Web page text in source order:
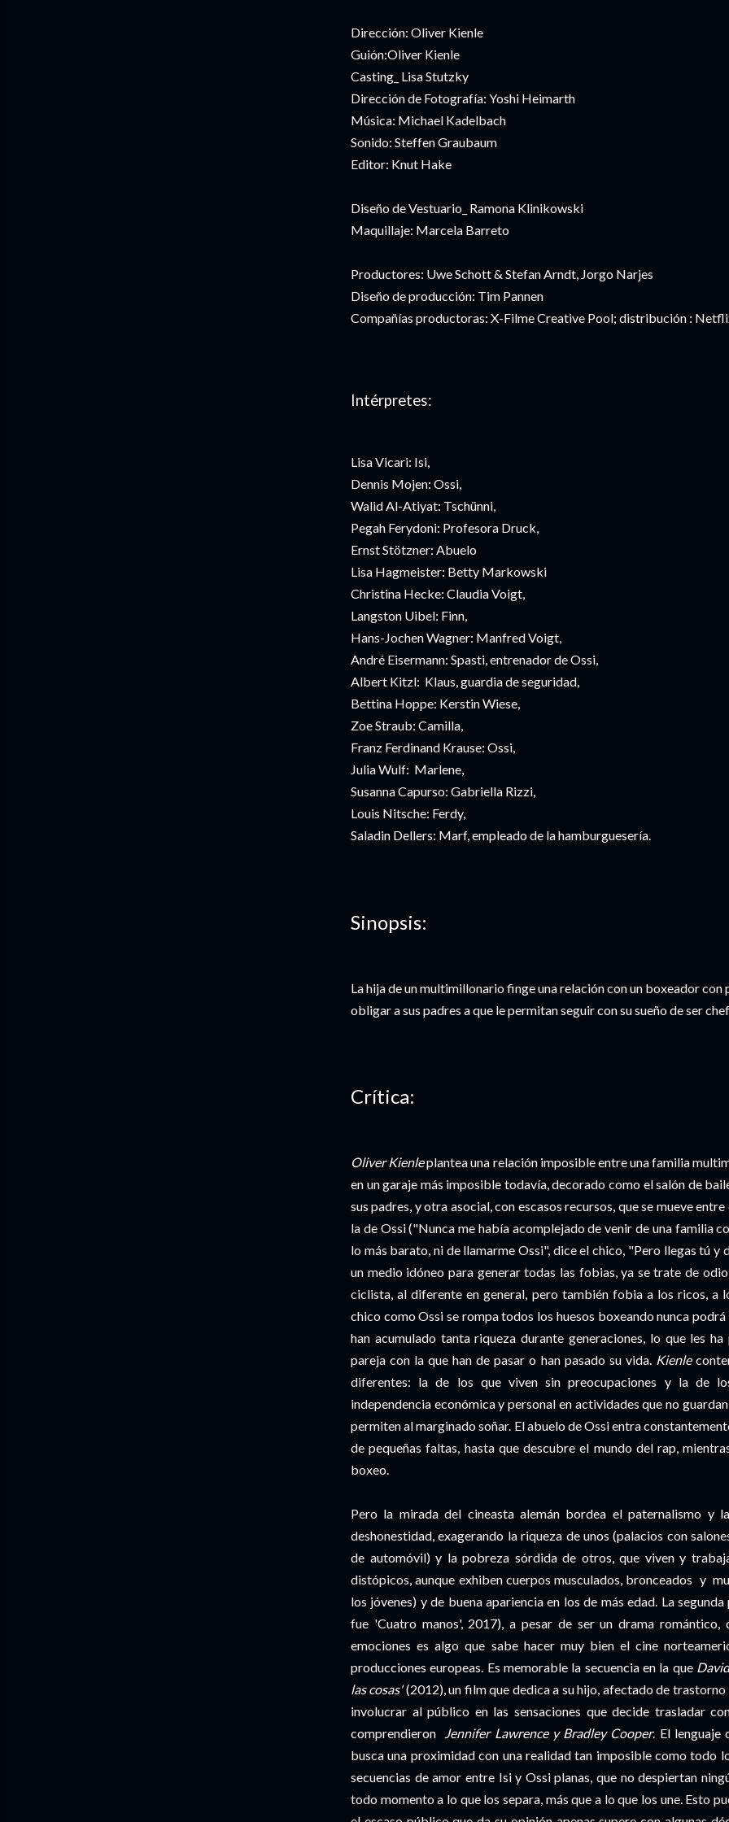
Dirección: Oliver Kienle
Guión:Oliver Kienle
Casting_ Lisa Stutzky
Dirección de Fotografía: Yoshi Heimarth
Música: Michael Kadelbach
Sonido: Steffen Graubaum
Editor: Knut Hake
Diseño de Vestuario_ Ramona Klinikowski
Maquillaje: Marcela Barreto
Productores: Uwe Schott & Stefan Arndt, Jorgo Narjes
Diseño de producción: Tim Pannen
Compañías productoras: X-Filme Creative Pool; distribución :
Intérpretes:
Lisa Vicari: Isi,
Dennis Mojen: Ossi,
Walid Al-Atiyat: Tschünni,
Pegah Ferydoni: Profesora Druck,
Ernst Stötzner: Abuelo
Lisa Hagmeister: Betty Markowski
Christina Hecke: Claudia Voigt,
Langston Uibel: Finn,
Hans-Jochen Wagner: Manfred Voigt,
André Eisermann: Spasti, entrenador de Ossi,
Albert Kitzl: Klaus, guardia de seguridad,
Bettina Hoppe: Kerstin Wiese,
Zoe Straub: Camilla,
Franz Ferdinand Krause: Ossi,
Julia Wulf: Marlene,
Susanna Capurso: Gabriella Rizzi,
Louis Nitsche: Ferdy,
Saladin Dellers: Marf, empleado de la hamburguesería.
Sinopsis:
La hija de un multimillonario finge una relación con un boxeador
obligar a sus padres a que le permitan seguir con su sueño de ser
Crítica:
Oliver Kienleplantea una relación imposible entre una familia
en un garaje más imposible todavía, decorado como el salón de
sus padres, y otra asocial, con escasos recursos, que se mueve
la de Ossi ("Nunca me había acomplejado de venir de una familia
lo más barato, ni de llamarme Ossi", dice el chico, "Pero llegas tú y
un medio idóneo para generar todas las fobias, ya se trate de
ciclista, al diferente en general, pero también fobia a los ricos, a
chico como Ossi se rompa todos los huesos boxeando nunca
han acumulado tanta riqueza durante generaciones, lo que les
pareja con la que han de pasar o han pasado su vida. Kienle
diferentes: la de los que viven sin preocupaciones y la de
independencia económica y personal en actividades que no
permiten al marginado soñar. El abuelo de Ossi entra
de pequeñas faltas, hasta que descubre el mundo del rap,
boxeo.
Pero la mirada del cineasta alemán bordea el paternalismo y
deshonestidad, exagerando la riqueza de unos (palacios con
de automóvil) y la pobreza sórdida de otros, que viven y
distópicos, aunque exhiben cuerpos musculados, bronceados y
los jóvenes) y de buena apariencia en los de más edad. La
fue 'Cuatro manos', 2017), a pesar de ser un drama romántico,
emociones es algo que sabe hacer muy bien el cine
producciones europeas. Es memorable la secuencia en la que
las cosas'(2012), un film que dedica a su hijo, afectado de
involucrar al público en las sensaciones que decide trasladar
comprendieron Jennifer Lawrence y Bradley Cooper. El lenguaje
busca una proximidad con una realidad tan imposible como todo
secuencias de amor entre Isi y Ossi planas, que no despiertan
todo momento a lo que los separa, más que a lo que los une. Esto